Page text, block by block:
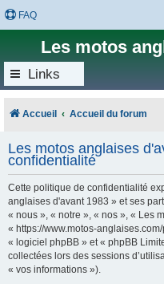
FAQ
Les motos
Links
Accueil Accueil du forum
Les motos anglaises
confidentialité
Cette politique de confidentialité
anglaises d'avant 1983 » et ses
« nous », « notre », « nos », « Les
« https://www.motos-
« logiciel phpBB » et « phpBB
collectées lors des sessions
« vos informations »).